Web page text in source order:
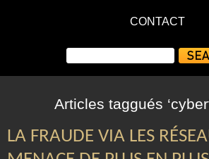
CONTACT
Articles taggués
LA FRAUDE VIA LES